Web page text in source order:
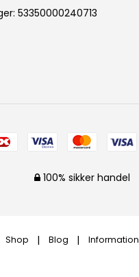
: 53350000240713
100% sikker handel
Shop Blog Information